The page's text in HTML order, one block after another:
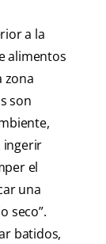
a la
alimentos
zona
son
ingerir
el
una
seco”.
batidos,